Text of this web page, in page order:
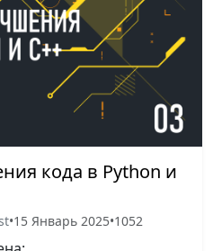
кода в Python и
•15 Январь 2025•1052